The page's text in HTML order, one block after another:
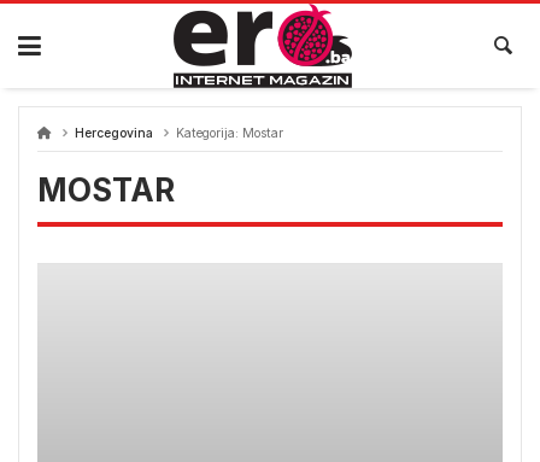
Skip
content
Hercegovina Kategorija: Mostar
MOSTAR